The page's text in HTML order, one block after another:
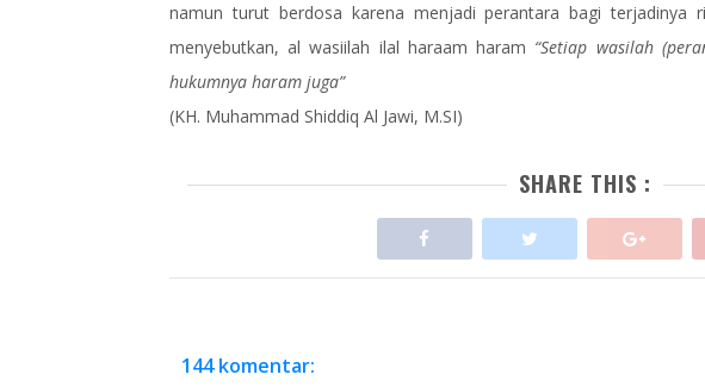
namun turut berdosa karena menjadi perantara bagi terjadinya
menyebutkan, al wasiilah ilal haraam haram “Setiap wasilah
hukumnya haram juga”
(KH. Muhammad Shiddiq Al Jawi, M.SI)
SHARE THIS :
144 komentar: